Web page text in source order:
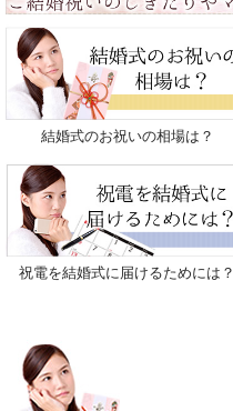
結婚式のお祝いの相場は？
祝電を結婚式に届けるためには？